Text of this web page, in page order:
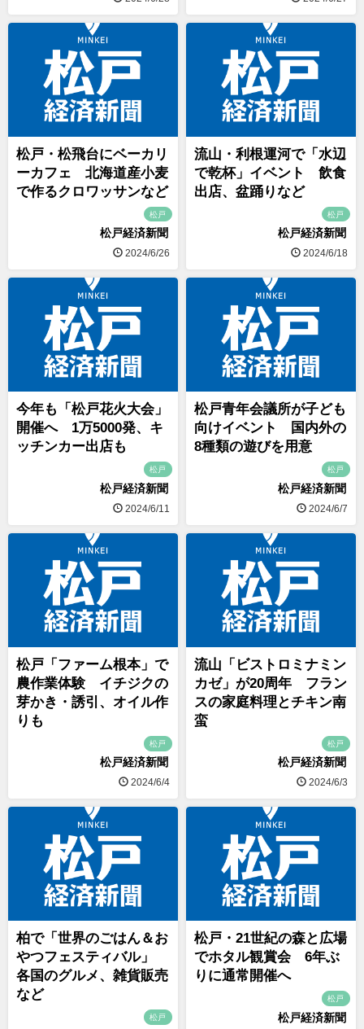
松戸・松飛台にベーカリ
ーカフェ 北海道産小麦
で作るクロワッサンなど
松戸
松戸経済新聞
2024/6/26
流山・利根運河で「水辺
で乾杯」イベント 飲食
出店、盆踊りなど
松戸
松戸経済新聞
2024/6/18
今年も「松戸花火大会」
開催へ 1万5000発、キ
ッチンカー出店も
松戸
松戸経済新聞
2024/6/11
松戸青年会議所が子ども
向けイベント 国内外の
8種類の遊びを用意
松戸
松戸経済新聞
2024/6/7
松戸「ファーム根本」で
農作業体験 イチジクの
芽かき・誘引、オイル作
りも
松戸
松戸経済新聞
2024/6/4
流山「ビストロミナミン
カゼ」が20周年 フラン
スの家庭料理とチキン南
蛮
松戸
松戸経済新聞
2024/6/3
柏で「世界のごはん＆お
やつフェスティバル」
各国のグルメ、雑貨販売
など
松戸
松戸・21世紀の森と広場
でホタル観賞会 6年ぶ
りに通常開催へ
松戸
松戸経済新聞